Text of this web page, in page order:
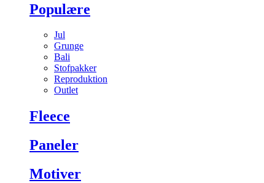
Populære
Jul
Grunge
Bali
Stofpakker
Reproduktion
Outlet
Fleece
Paneler
Motiver